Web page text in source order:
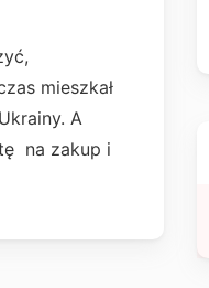
mieszkał
A
na zakup i